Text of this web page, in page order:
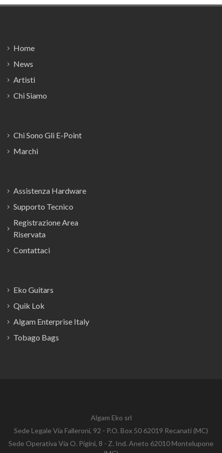
Home
News
Artisti
Chi Siamo
Chi Sono Gli E-Point
Marchi
Assistenza Hardware
Supporto Tecnico
Registrazione Area
Riservata
Contattaci
Eko Guitars
Quik Lok
Algam Enterprise Italy
Tobago Bags
Algam Eko srl
Sede Legale Via Falleroni, 92 - P.O. Box 50 62019 Recanati (MC)
Sede Operativa Via O. Pigini, 8 - Z. Ind. Aneto 62010 Montelupone